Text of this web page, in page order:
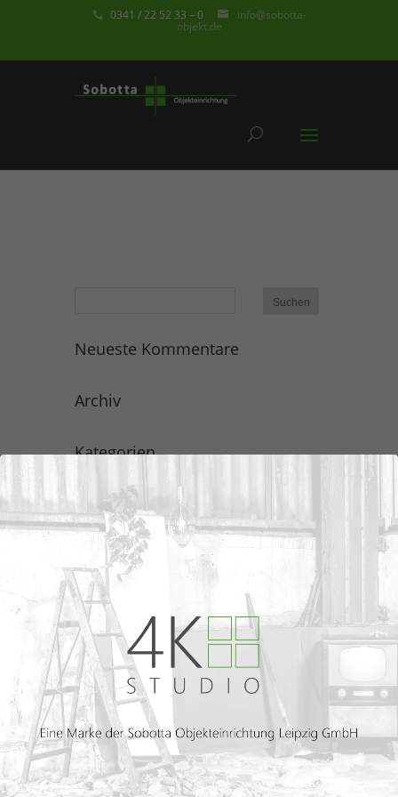
0341 / 22 52 33 – 0 info@sobotta-
objekt.de
Neueste Kommentare
Archiv
Kategorien
Meta
Anmelden
Eintrags-Feed
Kommentar-Feed
WordPress.org
Über uns
Wir sind Ihr Dienstleistungs- und
Einrichtungsunternehmen. Unsere